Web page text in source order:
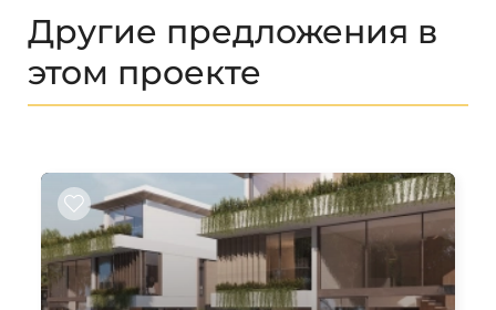
Другие предложения в
этом проекте